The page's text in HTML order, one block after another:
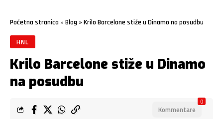
Početna stranica » Blog » Krilo Barcelone stiže u Dinamo na posudbu
HNL
Krilo Barcelone stiže u Dinamo
na posudbu
Kommentare
0